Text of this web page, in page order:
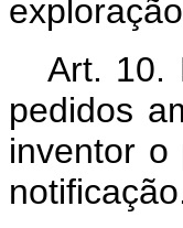
Art. 10.
pedidos
inventor